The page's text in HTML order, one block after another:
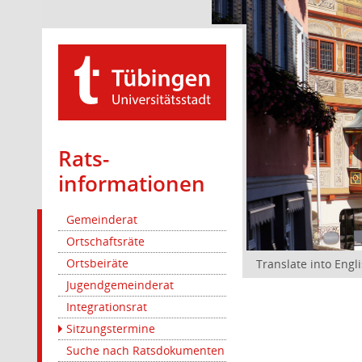
Rats­
informationen
Gemeinderat
Ortschaftsräte
Ortsbeiräte
Jugendgemeinderat
Integrationsrat
Sitzungstermine
Suche nach Ratsdokumenten
Translate into